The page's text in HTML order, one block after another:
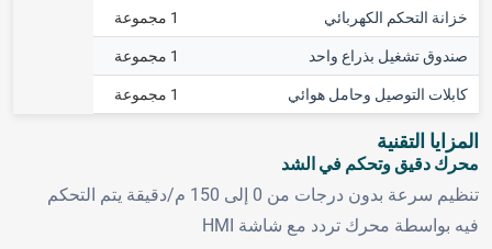
خزانة التحكم الكهربائي
صندوق تشغيل بذراع واحد
كابلات التوصيل وحامل هوائي
المزايا التقنية
محرك دقيق وتحكم في الشد
تنظيم سرعة بدون درجات من 0 إلى 150 م/دقيقة يتم التحكم
فيه بواسطة محرك تردد مع شاشة HMI